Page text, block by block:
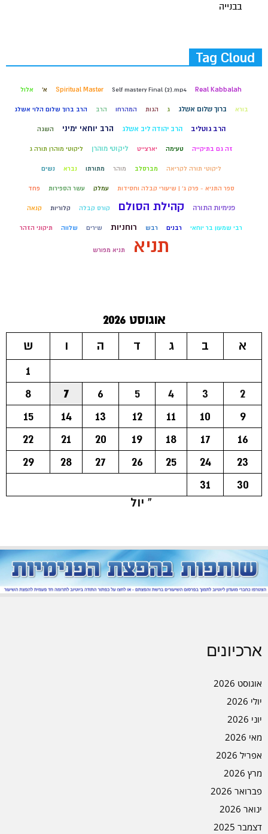
בבנייה
Tag Cloud
Real Kabbalah
Self mastery Final (2).mp4
Spiritual Master א' אלול
בורא ברוך שלום אשלג ג הגות המהרחו הרב הרב ברוך שלום הלוי אשלג
הרב גוטליב הרב יהודה ליב אשלג הרב יוחאי ימיני השגה
זה גם בתיקייה טעימה יארצייט ליקוטי מוהרן ליקוטי מוהרן תורה ג
ליקוטי תורה לקריאה מברסלב מוהר מתורתו נברא נשים
ספר התניא - פרק ג' | שיעורי קבלה וחסידות עמלק עשר הספירות פחד
פנימיות התורה קהילת הסולם קורס קבלה קלוריות קנאה
רבי שמעון בר יוחאי רבנים רבש רוחניות שירים שלווה תיקוני הזהר
תניא תניא מפורש
אוגוסט 2026
א
ב ג ד ה ו
ש
1
2
3
4
5
6
7
8
9
10
11
12
13
14
15
16
17
18
19
20
21
22
23
24
25
26
27
28
29
30
31
« יול
ארכיונים
אוגוסט 2026
יולי 2026
יוני 2026
מאי 2026
אפריל 2026
מרץ 2026
פברואר 2026
ינואר 2026
דצמבר 2025